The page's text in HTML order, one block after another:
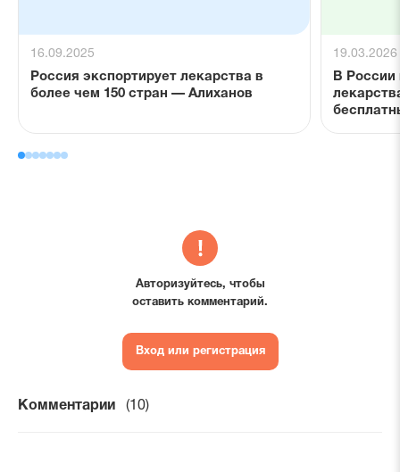
16.09.2025
Россия экспортирует лекарства в
более чем 150 стран — Алиханов
19.03.2026
В России
Авторизуйтесь, чтобы
оставить комментарий.
Вход или регистрация
Комментарии (10)